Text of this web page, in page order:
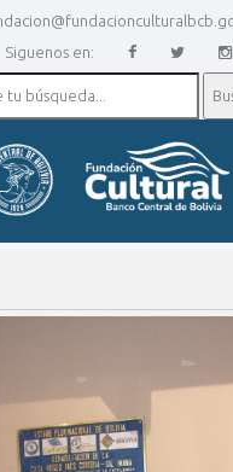
Siguenos en: